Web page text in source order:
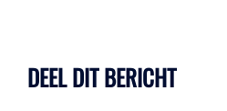
DEEL DIT BERICHT